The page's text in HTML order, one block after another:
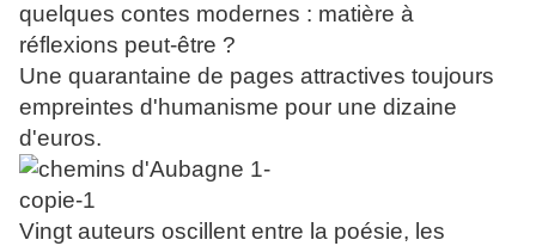
quelques contes modernes : matière à
réflexions peut-être ?
Une quarantaine de pages attractives toujours
empreintes d'humanisme pour une dizaine
d'euros.
Vingt auteurs oscillent entre la poésie, les